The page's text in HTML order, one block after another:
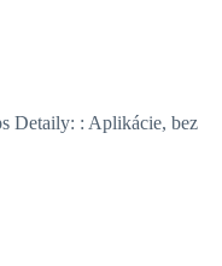
Detaily: : Aplikácie, bez